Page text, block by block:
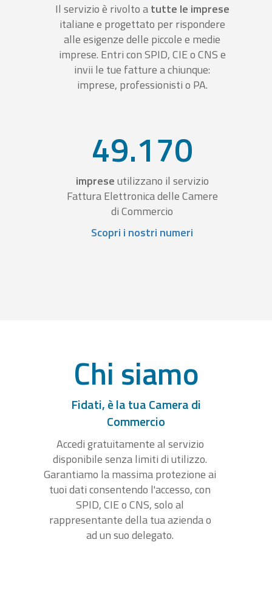
Il servizio è rivolto atutte le imprese
italiane e progettato per rispondere
alle esigenze delle piccole e medie
imprese. Entri con SPID, CIE o CNS e
invii le tue fatture a chiunque:
imprese, professionisti o PA.
49.170
impreseutilizzano il servizio
Fattura Elettronica delle Camere
di Commercio
Scopri i nostri numeri
Chi siamo
Fidati, è la tua Camera di
Commercio
Accedi gratuitamente al servizio
disponibile senza limiti di utilizzo.
Garantiamo la massima protezione ai
tuoi dati consentendo l'accesso, con
SPID, CIE o CNS, solo al
rappresentante della tua azienda o
ad un suo delegato.